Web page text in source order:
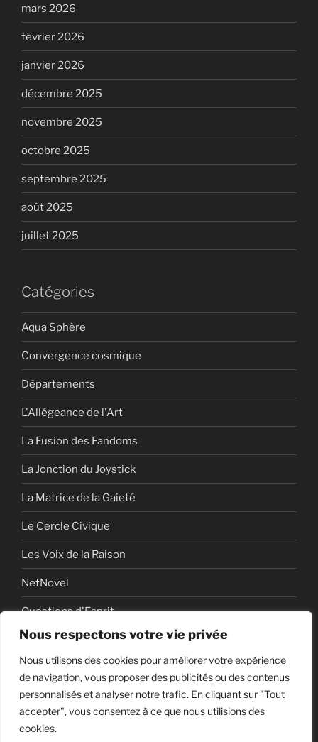
Nous respectons votre vie privée
Nous utilisons des cookies pour améliorer votre expérience
de navigation, vous proposer des publicités ou des contenus
personnalisés et analyser notre trafic. En cliquant sur "Tout
accepter", vous consentez à ce que nous utilisions des
cookies.
mars 2026
février 2026
janvier 2026
décembre 2025
novembre 2025
octobre 2025
septembre 2025
août 2025
juillet 2025
Catégories
Aqua Sphère
Convergence cosmique
Départements
L'Allégeance de l'Art
La Fusion des Fandoms
La Jonction du Joystick
La Matrice de la Gaieté
Le Cercle Civique
Les Voix de la Raison
NetNovel
Questions d'Esprit
Série
Série vidéo